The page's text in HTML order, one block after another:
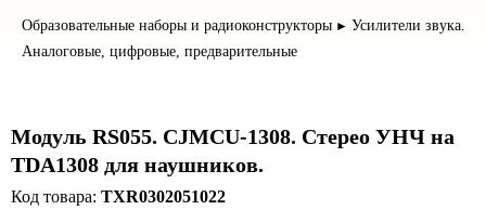
Образовательные наборы и радиоконструкторы ► Усилители звука.
Аналоговые, цифровые, предварительные
Модуль RS055. CJMCU-1308. Стерео УНЧ на
TDA1308 для наушников.
Код товара: TXR0302051022